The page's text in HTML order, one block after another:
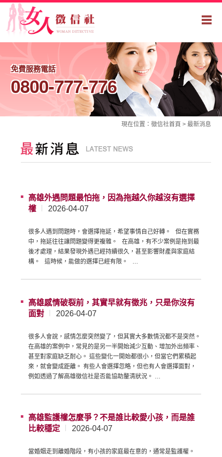
免費服務電話
0800-777-776
現在位置： 徵信社首頁 > 最新消息
高雄外遇問題最怕拖，因為拖越久你越沒有選擇
權
2026-04-07
很多人遇到問題時，會選擇拖延，希望事情自己好轉。 但在實務
中，拖延往往讓問題變得更複雜。 在高雄，有不少案例是拖到最
後才處理，結果發現外遇已經持續很久，甚至影響財產與家庭結
構。 這時候，能做的選擇已經有限。 …
高雄感情破裂前，其實早就有徵兆，只是你沒有
面對
2026-04-07
很多人會說，感情怎麼突然變了，但其實大多數情況都不是突然。
在高雄的案例中，常見的是另一半開始減少互動、增加外出頻率、
甚至對家庭缺乏耐心。 這些變化一開始都很小，但當它們累積起
來，就會變成距離。 有些人會選擇忽略，但也有人會選擇面對，
例如透過了解高雄徵信社是否能協助釐清狀況。 …
高雄監護權怎麼爭？不是誰比較愛小孩，而是誰
比較穩定
2026-04-07
當婚姻走到離婚階段，有小孩的家庭最在意的，通常是監護權。